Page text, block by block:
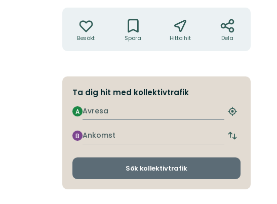
Besökt Spara Hitta hit Dela
Ta dig hit med kollektivtrafik
Avresa
A
Hitta
hållplats
Ankomst
B
Byt
och
Sök kollektivtrafik